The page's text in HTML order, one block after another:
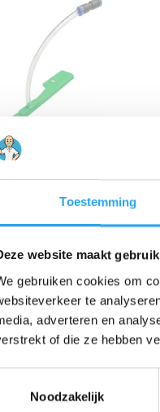
Toestemming
website maakt
gebruiken cookies om
te
adverteren en
of die ze hebben
Noodzakelijk